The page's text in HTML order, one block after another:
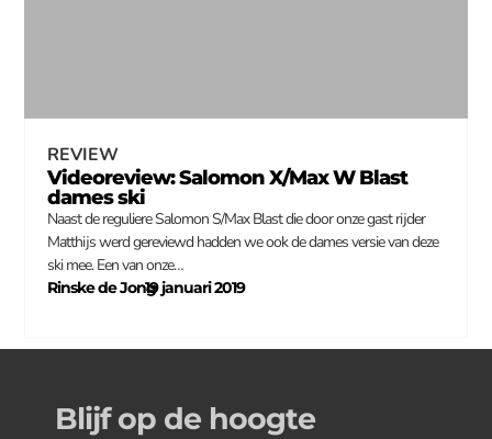
REVIEW
Videoreview: Salomon X/Max W Blast
dames ski
Naast de reguliere Salomon S/Max Blast die door onze gast rijder
Matthijs werd gereviewd hadden we ook de dames versie van deze
ski mee. Een van onze…
Rinske de Jong
–
19 januari 2019
Blijf op de hoogte